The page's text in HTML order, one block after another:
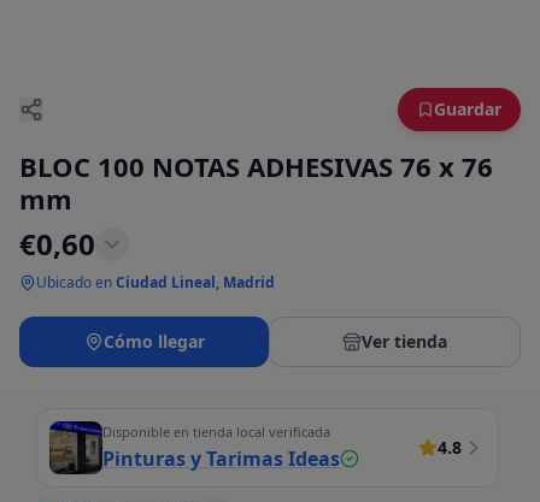
Guardar
BLOC 100 NOTAS ADHESIVAS 76 x 76
mm
€0,60
Ubicado enCiudad Lineal, Madrid
Cómo llegar Ver tienda
Disponible en tienda local verificada
Pinturas y Tarimas Ideas 4.8